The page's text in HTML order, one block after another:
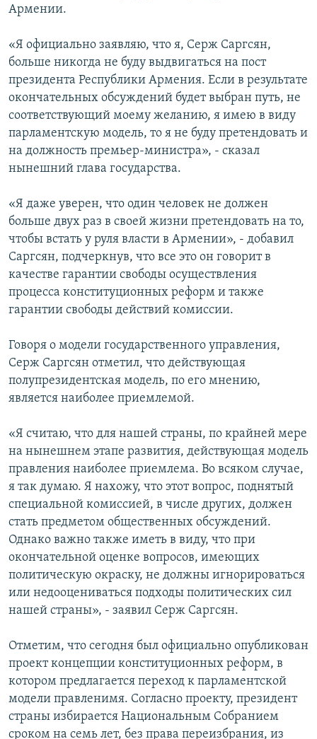
Армении.
«Я официально заявляю, что я, Серж Саргсян,
больше никогда не буду выдвигаться на пост
президента Республики Армения. Если в результате
окончательных обсуждений будет выбран путь, не
соответствующий моему желанию, я имею в виду
парламентскую модель, то я не буду претендовать и
на должность премьер-министра», - сказал
нынешний глава государства.
«Я даже уверен, что один человек не должен
больше двух раз в своей жизни претендовать на то,
чтобы встать у руля власти в Армении», - добавил
Саргсян, подчеркнув, что все это он говорит в
качестве гарантии свободы осуществления
процесса конституционных реформ и также
гарантии свободы действий комиссии.
Говоря о модели государственного управления,
Серж Саргсян отметил, что действующая
полупрезидентская модель, по его мнению,
является наиболее приемлемой.
«Я считаю, что для нашей страны, по крайней мере
на нынешнем этапе развития, действующая модель
правления наиболее приемлема. Во всяком случае,
я так думаю. Я нахожу, что этот вопрос, поднятый
специальной комиссией, в числе других, должен
стать предметом общественных обсуждений.
Однако важно также иметь в виду, что при
окончательной оценке вопросов, имеющих
политическую окраску, не должны игнорироваться
или недооцениваться подходы политических сил
нашей страны», - заявил Серж Саргсян.
Отметим, что сегодня был официально опубликован
проект концепции конституционных реформ, в
котором предлагается переход к парламентской
модели правленимя. Согласно проекту, президент
страны избирается Национальным Собранием
сроком на семь лет, без права переизбрания, из